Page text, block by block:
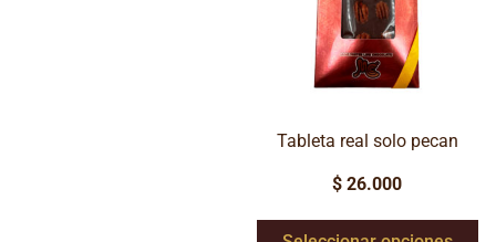
Tableta real solo pecan
$ 26.000